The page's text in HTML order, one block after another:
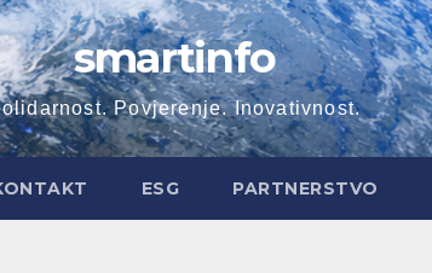
smartinfo
Povjerenje. Inovativnost.
ESG PARTNERSTVO